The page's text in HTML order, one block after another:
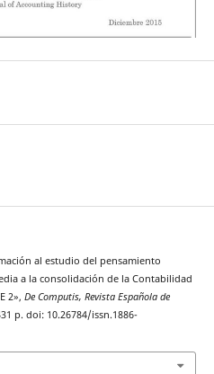
al estudio del pensamiento
a la consolidación de la Contabilidad
2», De Computis, Revista Española de
p. doi: 10.26784/issn.1886-